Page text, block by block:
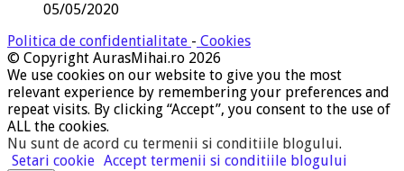
05/05/2020
Politica de confidentialitate - Cookies
© Copyright AurasMihai.ro 2026
We use cookies on our website to give you the most
relevant experience by remembering your preferences and
repeat visits. By clicking “Accept”, you consent to the use of
ALL the cookies.
Nu sunt de acord cu termenii si conditiile blogului.
Setari cookie Accept termenii si conditiile blogului